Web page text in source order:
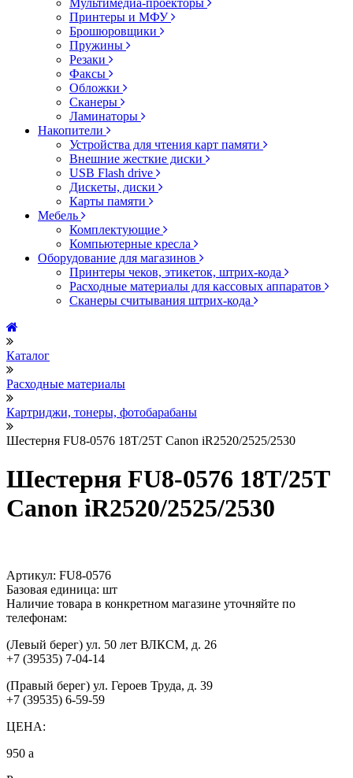
Мультимедиа-проекторы
Принтеры и МФУ
Брошюровщики
Пружины
Резаки
Факсы
Обложки
Сканеры
Ламинаторы
Накопители
Устройства для чтения карт памяти
Внешние жесткие диски
USB Flash drive
Дискеты, диски
Карты памяти
Мебель
Комплектующие
Компьютерные кресла
Оборудование для магазинов
Принтеры чеков, этикеток, штрих-кода
Расходные материалы для кассовых аппаратов
Сканеры считывания штрих-кода
Каталог
Расходные материалы
Картриджи, тонеры, фотобарабаны
Шестерня FU8-0576 18T/25T Canon iR2520/2525/2530
Шестерня FU8-0576 18T/25T
Canon iR2520/2525/2530
Артикул: FU8-0576
Базовая единица: шт
Наличие товара в конкретном магазине уточняйте по
телефонам:
(Левый берег) ул. 50 лет ВЛКСМ, д. 26
+7 (39535) 7-04-14
(Правый берег) ул. Героев Труда, д. 39
+7 (39535) 6-59-59
ЦЕНА:
950 a